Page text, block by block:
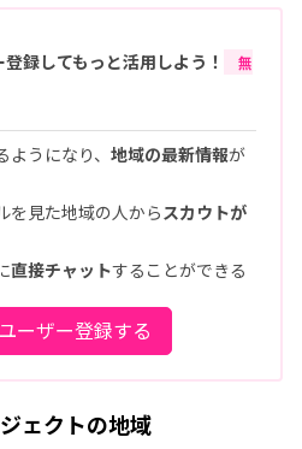
録してもっと活用しよう！
無
ようになり、 地域の最新情報が
を見た地域の人から スカウトが
直接チャットすることができる
ーザー登録する
ェクトの地域